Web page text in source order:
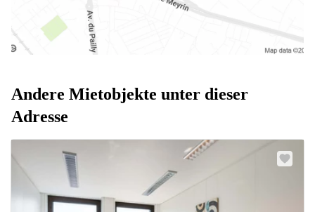
Andere Mietobjekte unter dieser
Adresse